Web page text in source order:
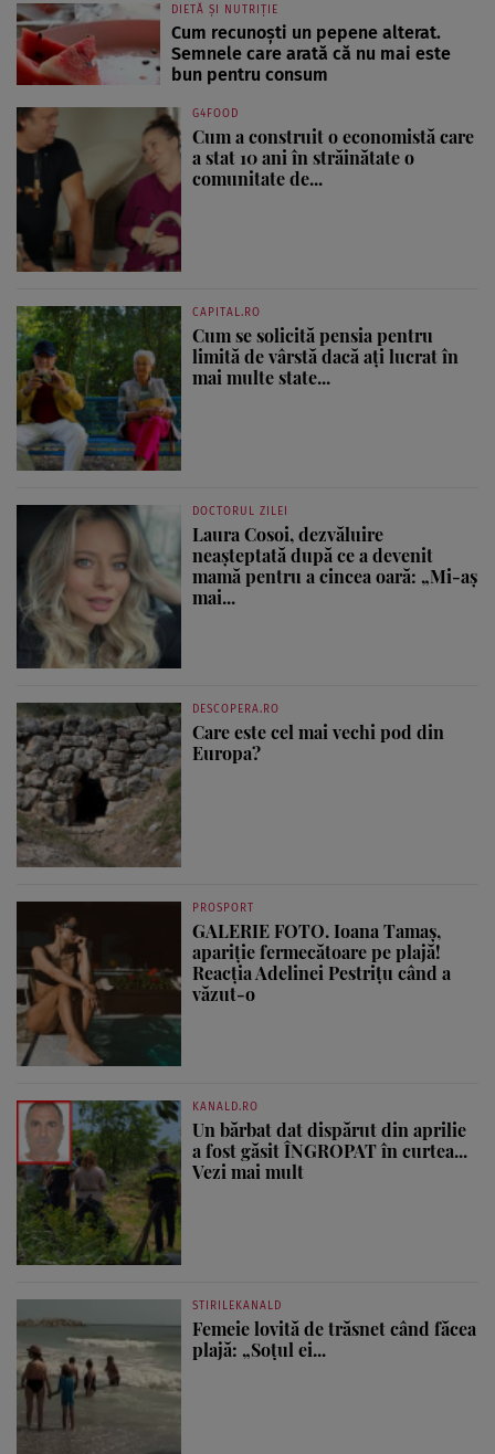
DIETĂ ȘI NUTRIȚIE
Cum recunoști un pepene alterat.
Semnele care arată că nu mai este
bun pentru consum
G4FOOD
Cum a construit o economistă care
a stat 10 ani în străinătate o
comunitate de...
CAPITAL.RO
Cum se solicită pensia pentru
limită de vârstă dacă ați lucrat în
mai multe state...
DOCTORUL ZILEI
Laura Cosoi, dezvăluire
neașteptată după ce a devenit
mamă pentru a cincea oară: „Mi-aș
mai...
DESCOPERA.RO
Care este cel mai vechi pod din
Europa?
PROSPORT
GALERIE FOTO. Ioana Tamaş,
apariție fermecătoare pe plajă!
Reacția Adelinei Pestrițu când a
văzut-o
KANALD.RO
Un bărbat dat dispărut din aprilie
a fost găsit ÎNGROPAT în curtea...
Vezi mai mult
STIRILEKANALD
Femeie lovită de trăsnet când făcea
plajă: „Soțul ei...